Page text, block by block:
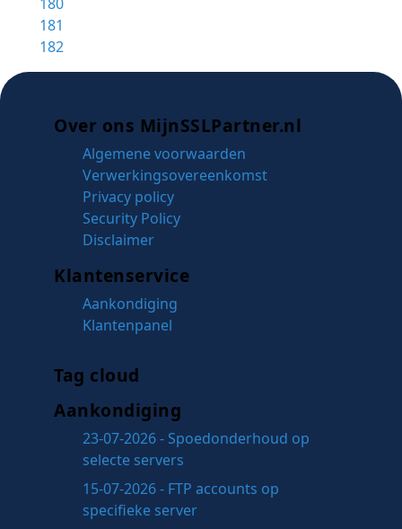
181
182
Over ons MijnSSLPartner.nl
Algemene voorwaarden
Verwerkingsovereenkomst
Privacy policy
Security Policy
Disclaimer
Klantenservice
Aankondiging
Klantenpanel
Tag cloud
Aankondiging
23-07-2026 - Spoedonderhoud op
selecte servers
15-07-2026 - FTP accounts op
specifieke server